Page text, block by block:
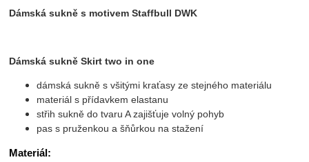
Dámská sukně s motivem Staffbull DWK
Dámská sukně Skirt two in one
dámská sukně s všitými kraťasy ze stejného materiálu
materiál s přídavkem elastanu
střih sukně do tvaru A zajišťuje volný pohyb
pas s pruženkou a šňůrkou na stažení
Materiál: